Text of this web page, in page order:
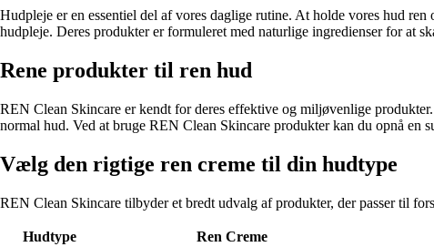
Hudpleje er en essentiel del af vores daglige rutine. At holde vores hud
hudpleje. Deres produkter er formuleret med naturlige ingredienser for at
Rene produkter til ren hud
REN Clean Skincare er kendt for deres effektive og miljøvenlige
normal hud. Ved at bruge REN Clean Skincare produkter kan du opnå en
Vælg den rigtige ren creme til din hudtype
REN Clean Skincare tilbyder et bredt udvalg af produkter, der passer til
Hudtype
Ren Creme